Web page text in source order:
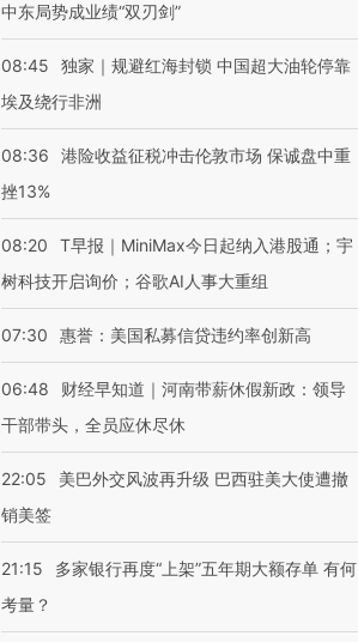
中东局势成业绩“双刃剑”
08:45
独家｜规避红海封锁 中国超大油轮停靠
埃及绕行非洲
08:36
港险收益征税冲击伦敦市场 保诚盘中重
挫13%
08:20
T早报｜MiniMax今日起纳入港股通；宇
树科技开启询价；谷歌AI人事大重组
07:30 惠誉：美国私募信贷违约率创新高
06:48
财经早知道｜河南带薪休假新政：领导
干部带头，全员应休尽休
22:05
美巴外交风波再升级 巴西驻美大使遭撤
销美签
21:15
多家银行再度“上架”五年期大额存单 有何
考量？